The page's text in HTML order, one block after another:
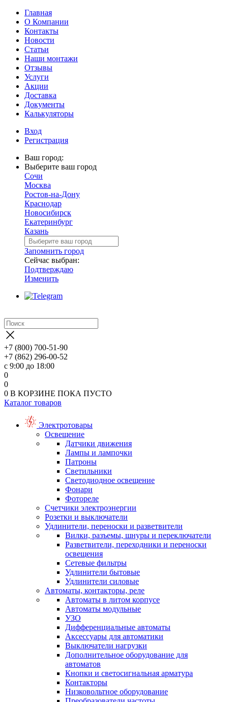
Главная
О Компании
Контакты
Новости
Статьи
Наши монтажи
Отзывы
Услуги
Акции
Доставка
Документы
Калькуляторы
Вход
Регистрация
Ваш город:
Выберите ваш город
Сочи
Москва
Ростов-на-Дону
Краснодар
Новосибирск
Екатеринбург
Казань
Запомнить город
Сейчас выбран:
Подтверждаю
Изменить
+7 (800) 700-51-90
+7 (862) 296-00-52
с 9:00 до 18:00
0
0
0 В КОРЗИНЕ ПОКА ПУСТО
Каталог товаров
Электротовары
Освещение
Датчики движения
Лампы и лампочки
Патроны
Светильники
Светодиодное освещение
Фонари
Фотореле
Счетчики электроэнергии
Розетки и выключатели
Удлинители, переноски и разветвители
Вилки, разъемы, шнуры и переключатели
Разветвители, переходники и переноски
освещения
Сетевые фильтры
Удлинители бытовые
Удлинители силовые
Автоматы, контакторы, реле
Автоматы в литом корпусе
Автоматы модульные
УЗО
Дифференциальные автоматы
Аксессуары для автоматики
Выключатели нагрузки
Дополнительное оборудование для
автоматов
Кнопки и светосигнальная арматура
Контакторы
Низковольтное оборудование